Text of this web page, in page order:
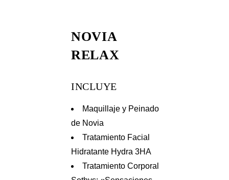
NOVIA
RELAX
INCLUYE
Maquillaje y Peinado
de Novia
Tratamiento Facial
Hidratante Hydra 3HA
Tratamiento Corporal